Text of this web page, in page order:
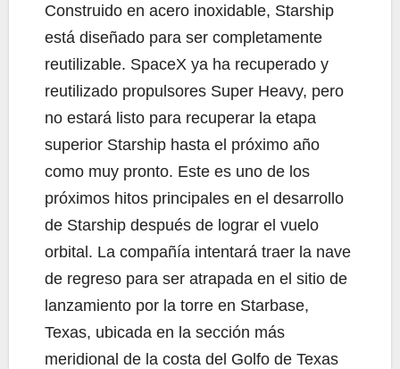
Construido en acero inoxidable, Starship
está diseñado para ser completamente
reutilizable. SpaceX ya ha recuperado y
reutilizado propulsores Super Heavy, pero
no estará listo para recuperar la etapa
superior Starship hasta el próximo año
como muy pronto. Este es uno de los
próximos hitos principales en el desarrollo
de Starship después de lograr el vuelo
orbital. La compañía intentará traer la nave
de regreso para ser atrapada en el sitio de
lanzamiento por la torre en Starbase,
Texas, ubicada en la sección más
meridional de la costa del Golfo de Texas